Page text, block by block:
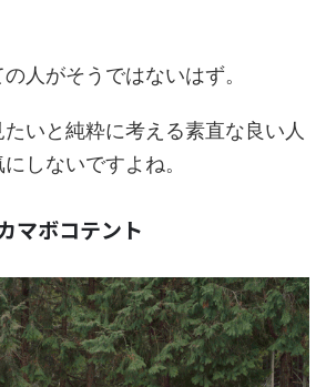
人がそうではないはず。
いと純粋に考える素直な良い人
しないですよね。
マボコテント